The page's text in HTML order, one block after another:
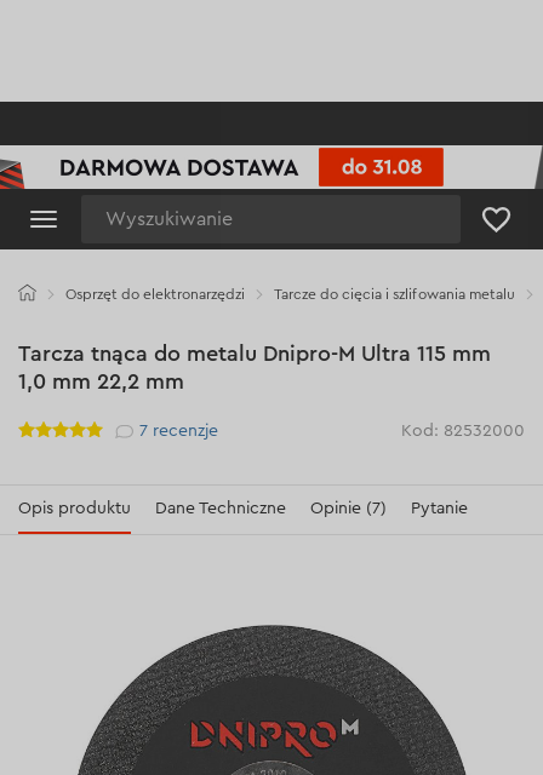
Osprzęt do elektronarzędzi Tarcze do cięcia i szlifowania metalu
Tarcza tnąca do metalu Dnipro-M Ultra 115 mm
1,0 mm 22,2 mm
Рейтинг 7 recenzje Kod: 82532000
Opis produktu Dane Techniczne Opinie (7) Pytanie